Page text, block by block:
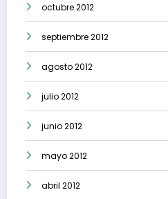
octubre 2012
septiembre 2012
agosto 2012
julio 2012
junio 2012
mayo 2012
abril 2012